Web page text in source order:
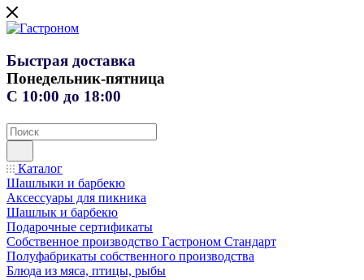
Быстрая доставка
Понедельник-пятница
С 10:00 до 18:00
Каталог
Шашлыки и барбекю
Аксессуары для пикника
Шашлык и барбекю
Подарочные сертификаты
Собственное производство Гастроном Стандарт
Полуфабрикаты собственного производства
Блюда из мяса, птицы, рыбы